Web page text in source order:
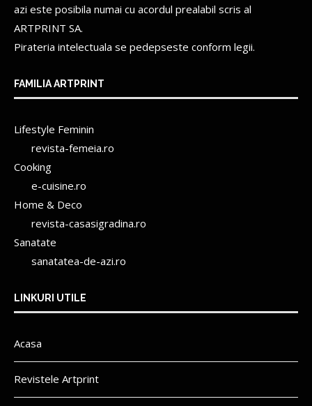
azi este posibila numai cu acordul prealabil scris al
ARTPRINT SA.
Pirateria intelectuala se pedepseste conform legii.
FAMILIA ARTPRINT
Lifestyle Feminin
revista-femeia.ro
Cooking
e-cuisine.ro
Home & Deco
revista-casasigradina.ro
Sanatate
sanatatea-de-azi.ro
LINKURI UTILE
Acasa
Revistele Artprint